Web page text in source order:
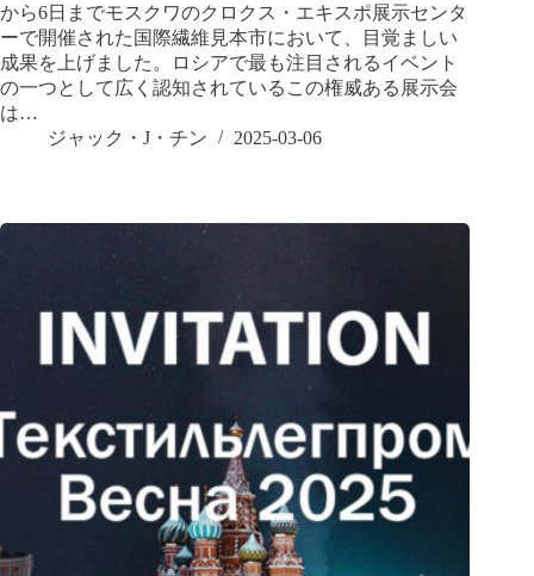
から6日までモスクワのクロクス・エキスポ展示センタ
ーで開催された国際繊維見本市において、目覚ましい
成果を上げました。ロシアで最も注目されるイベント
の一つとして広く認知されているこの権威ある展示会
は…
ジャック・J・チン
2025-03-06